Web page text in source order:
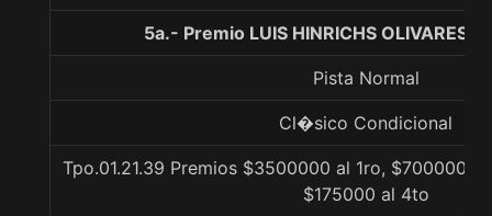
5a.- Premio LUIS HINRICHS OLIVARES,
Pista Normal
Cl�sico Condicional
Tpo.01.21.39 Premios $3500000 al 1ro, $700000
$175000 al 4to